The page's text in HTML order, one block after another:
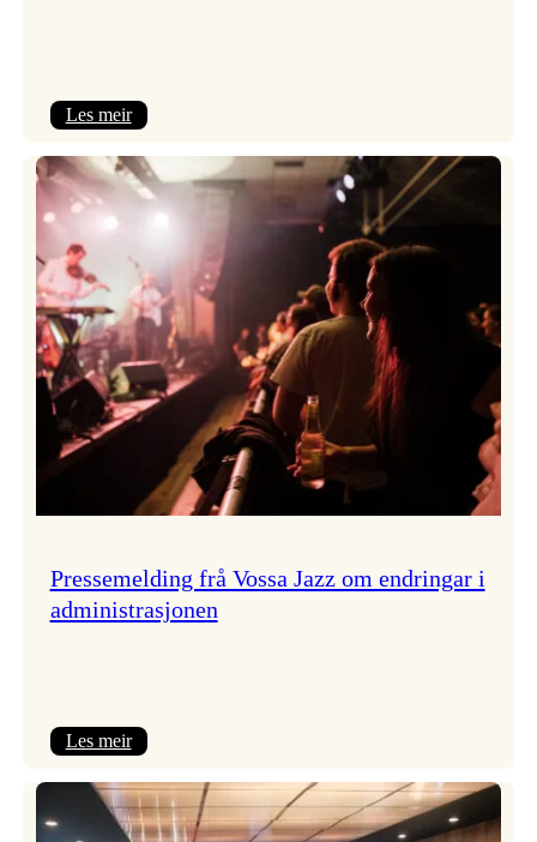
Les meir:
Jazz
søkjer
Pressemelding frå Vossa Jazz om endringar i
administrasjonen
Les meir:
frå
Vossa